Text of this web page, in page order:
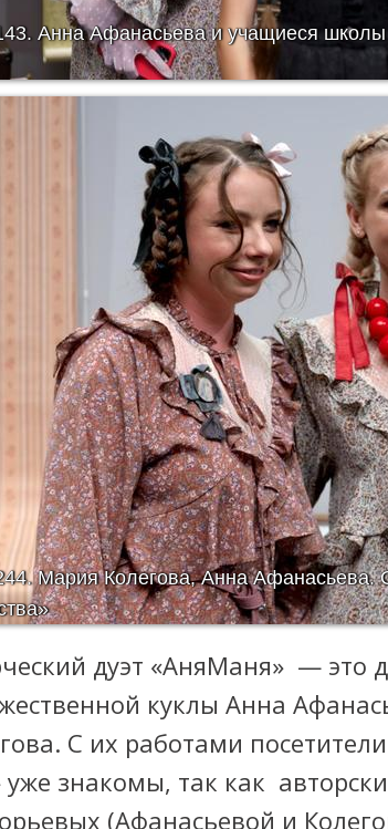
Анна Афанасьева и учащиеся
Мария Колегова, Анна Афанасьева.
дуэт «АняМаня» — это
куклы Анна
С их работами
уже знакомы, так как
(Афанасьевой и